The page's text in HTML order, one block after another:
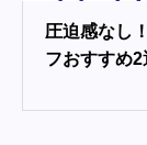
圧迫感なし
フおすすめ2